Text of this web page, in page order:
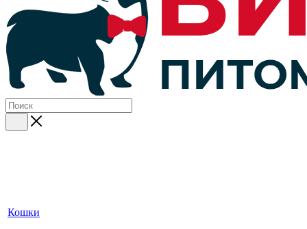
Кошки